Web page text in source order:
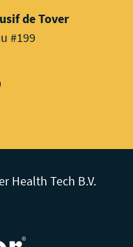
de Tover
#199
Health Tech B.V.